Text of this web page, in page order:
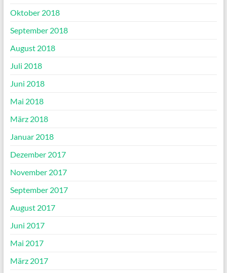
Oktober 2018
September 2018
August 2018
Juli 2018
Juni 2018
Mai 2018
März 2018
Januar 2018
Dezember 2017
November 2017
September 2017
August 2017
Juni 2017
Mai 2017
März 2017